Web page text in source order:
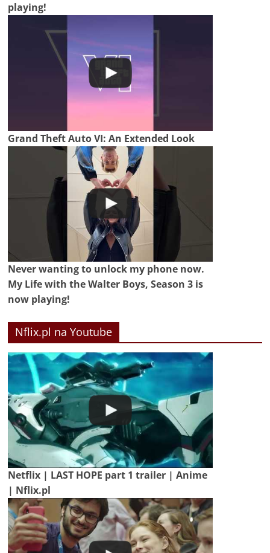
playing!
Grand Theft Auto VI: An Extended Look
Never wanting to unlock my phone now.
My Life with the Walter Boys, Season 3 is
now playing!
Nflix.pl na Youtube
Netflix | LAST HOPE part 1 trailer | Anime
| Nflix.pl